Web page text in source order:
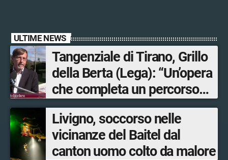
ULTIME NEWS
Tangenziale di Tirano, Grillo
della Berta (Lega): “Un’opera
che completa un percorso
avviato anni fa. Ora avanti
con la Tartano-Sondrio”
Livigno, soccorso nelle
vicinanze del Baitel dal
canton uomo colto da malore